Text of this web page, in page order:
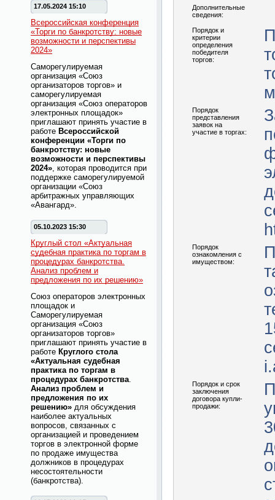
17.05.2024 15:10
Всероссийская конференция
«Торги по банкротству: новые
возможности и перспективы
2024»
Саморегулируемая
организация «Союз
организаторов торгов» и
саморегулируемая
организация «Союз операторов
электронных площадок»
приглашают принять участие в
работе Всероссийской
конференции «Торги по
банкротству: новые
возможности и перспективы
2024», которая проводится при
поддержке саморегулируемой
организации «Союз
арбитражных управляющих
«Авангард».
05.10.2023 15:30
Круглый стол «Актуальная
судебная практика по торгам в
процедурах банкротства.
Анализ проблем и
предложения по их решению»
Союз операторов электронных
площадок и
Саморегулируемая
организация «Союз
организаторов торгов»
приглашают принять участие в
работе Круглого стола
«Актуальная судебная
практика по торгам в
процедурах банкротства.
Анализ проблем и
предложения по их
решению» для обсуждения
наиболее актуальных
вопросов, связанных с
организацией и проведением
торгов в электронной форме
по продаже имущества
должников в процедурах
несостоятельности
(банкротства).
Дополнительные
сведения:
Порядок и
критерии
определения
победителя
торгов:
Порядок
представления
заявок на
участие в торгах:
Порядок
ознакомления с
имуществом:
Порядок и срок
заключения
договора купли-
продажи: